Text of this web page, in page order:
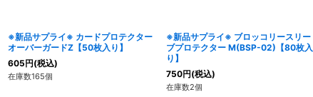
※新品サプライ※ カードプロテクター
オーバーガードZ【50枚入り】
605円(税込)
在庫数165個
※新品サプライ※ ブロッコリースリー
ブプロテクター M(BSP-02)【80枚入
り】
750円(税込)
在庫数2個